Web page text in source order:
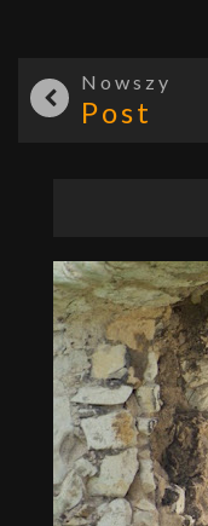
Nowszy
Post